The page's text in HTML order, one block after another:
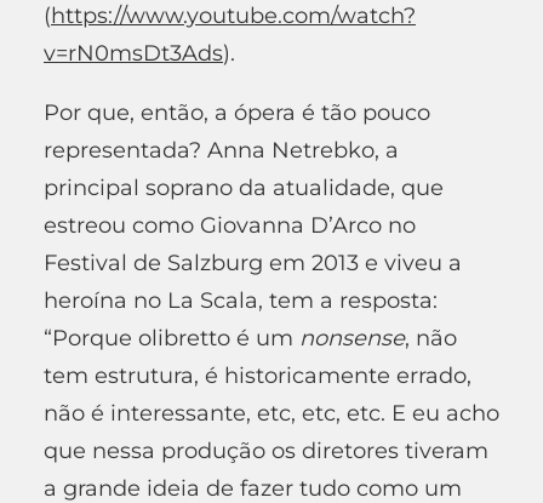
(https://www.youtube.com/watch?
v=rN0msDt3Ads).
Por que, então, a ópera é tão pouco
representada? Anna Netrebko, a
principal soprano da atualidade, que
estreou como Giovanna D’Arco no
Festival de Salzburg em 2013 e viveu a
heroína no La Scala, tem a resposta:
“Porque olibretto é um nonsense, não
tem estrutura, é historicamente errado,
não é interessante, etc, etc, etc. E eu acho
que nessa produção os diretores tiveram
a grande ideia de fazer tudo como um